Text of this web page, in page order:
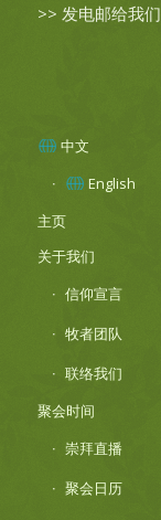
>> 发电邮给我们
中文
English
主页
关于我们
信仰宣言
牧者团队
联络我们
聚会时间
崇拜直播
聚会日历